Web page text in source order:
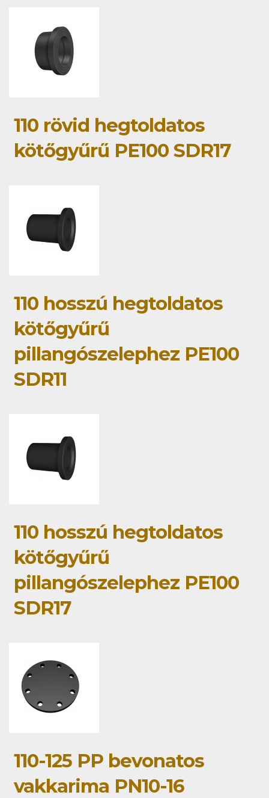
110 rövid hegtoldatos
kötőgyűrű PE100 SDR17
110 hosszú hegtoldatos
kötőgyűrű
pillangószelephez PE100
SDR11
110 hosszú hegtoldatos
kötőgyűrű
pillangószelephez PE100
SDR17
110-125 PP bevonatos
vakkarima PN10-16